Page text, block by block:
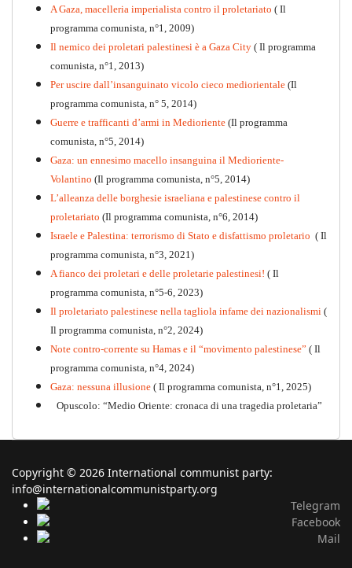
Per la difesa intransigente
A Gaza, macelleria imperialista contro il proletariato ( Il
programma comunista, n°1, 2009)
Il nemico dei proletari palestinesi è a Gaza City ( Il programma
comunista, n°1, 2013)
Per uscire dall’insanguinato vicolo cieco mediorientale (Il
programma comunista, n° 5, 2014)
Guerre e trafficanti d’armi in Medioriente (Il programma
comunista, n°5, 2014)
Gaza: un ennesimo macello insanguina il Medioriente-
Volantino (Il programma comunista, n°5, 2014)
L’alleanza delle borghesie israeliana e palestinese contro il
proletariato (Il programma comunista, n°6, 2014)
Israele e Palestina: terrorismo di Stato e disfattismo proletario ( Il
programma comunista, n°3, 2021)
A fianco dei proletari e delle proletarie palestinesi! ( Il
programma comunista, n°5-6, 2023)
Il proletariato palestinese nella tagliola infame dei nazionalismi (
Il programma comunista, n°2, 2024)
Note contro-corrente su Hamas e il “movimento palestinese” ( Il
programma comunista, n°4, 2024)
Gaza: nessuna illusione ( Il programma comunista, n°1, 2025)
Opuscolo: “Medio Oriente: cronaca di una tragedia proletaria”
Copyright © 2026 International communist party:
info@internationalcommunistparty.org